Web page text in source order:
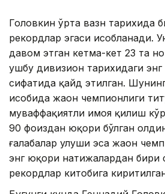
Головкин ўрта вазн тарихида
рекордлар эгаси ҳисобланади.
давом этган кетма-кет 23 та
ушбу дивизион тарихидаги энг
сифатида қайд этилган.
ҳисобида жаҳон чемпионлиги
муваффақиятли ҳимоя қилиш
90 фоиздан юқори бўлган
ғалабалар улуши эса жаҳон
энг юқори натижалардан бири
рекордлар китобига